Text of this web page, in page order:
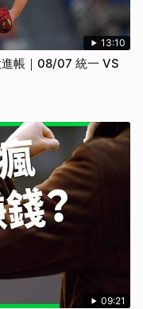
13:10
帳｜08/07 統一 VS
09:21